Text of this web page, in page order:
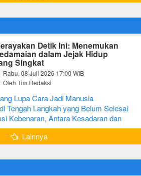
Detik Ini: Menemukan
dalam Jejak Hidup
Singkat
Rabu, 08 Juli 2026 17:00 WIB
Oleh Tim Redaksi
Lupa Cara Jadi Manusia
Tengah Langkah yang Belum Selesai
Kebenaran, Antara Kesadaran dan
Lainnya